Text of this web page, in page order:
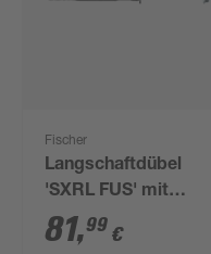
Fischer
Langschaftdübel
'SXRL FUS' mit
Sechskantschraube,
Ø 10 x 160 mm, 50
81,99 €